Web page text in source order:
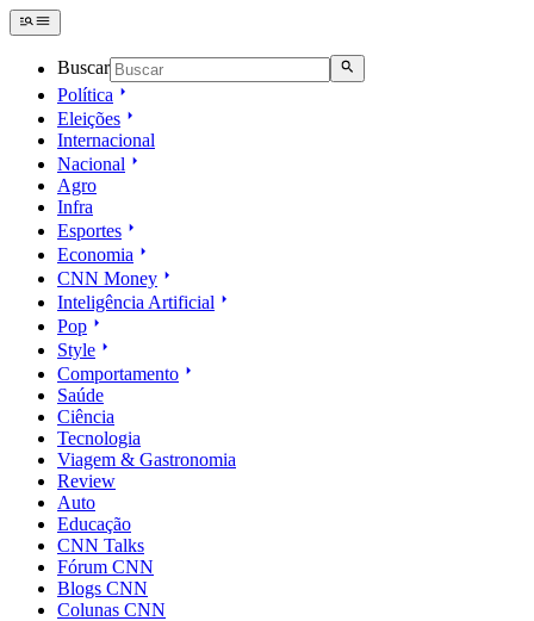
Buscar
Política
Eleições
Internacional
Nacional
Agro
Infra
Esportes
Economia
CNN Money
Inteligência Artificial
Pop
Style
Comportamento
Saúde
Ciência
Tecnologia
Viagem & Gastronomia
Review
Auto
Educação
CNN Talks
Fórum CNN
Blogs CNN
Colunas CNN